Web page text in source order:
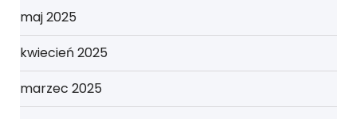
maj 2025
kwiecień 2025
marzec 2025